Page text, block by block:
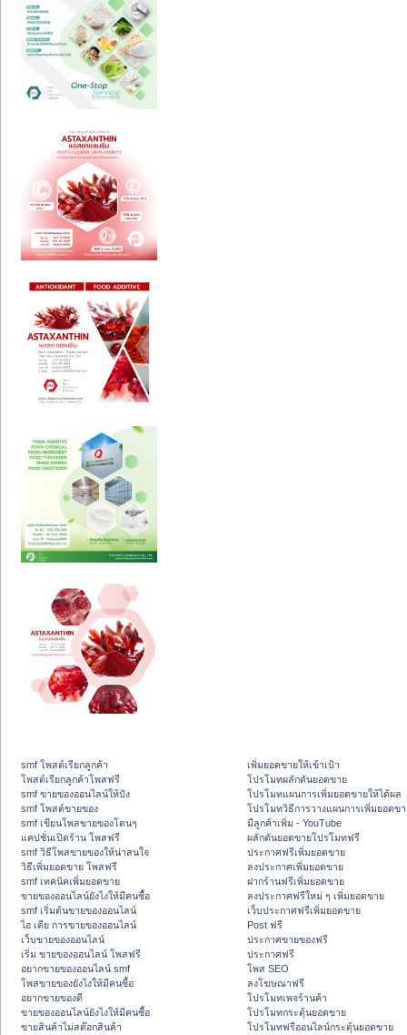
smf โพสต์เรียกลูกค้า
โพสต์เรียกลูกค้าโพสฟรี
smf ขายของออนไลน์ให้ปัง
smf โพสต์ขายของ
smf เขียนโพสขายของโดนๆ
แคปชั่นเปิดร้าน โพสฟรี
smf วิธีโพสขายของให้น่าสนใจ
วิธีเพิ่มยอดขาย โพสฟรี
smf เทคนิคเพิ่มยอดขาย
ขายของออนไลน์ยังไงให้มีคนซื้อ
smf เริ่มต้นขายของออนไลน์
ไอ เดีย การขายของออนไลน์
เว็บขายของออนไลน์
เริ่ม ขายของออนไลน์ โพสฟรี
อยากขายของออนไลน์ smf
โพสขายของยังไงให้มีคนซื้อ
อยากขายของดี
ขายของออนไลน์ยังไงให้มีคนซื้อ
ขายสินค้าไม่สต๊อกสินค้า
เพิ่มยอดขายให้เข้าเป้า
โปรโมทผลักดันยอดขาย
โปรโมทแผนการเพิ่มยอดขายให้ได้ผล
โปรโมทวิธีการวางแผนการเพิ่มยอดข
มีลูกค้าเพิ่ม - YouTube
ผลักดันยอดขายโปรโมทฟรี
ประกาศฟรีเพิ่มยอดขาย
ลงประกาศเพิ่มยอดขาย
ฝากร้านฟรีเพิ่มยอดขาย
ลงประกาศฟรีใหม่ ๆ เพิ่มยอดขาย
เว็บประกาศฟรีเพิ่มยอดขาย
Post ฟรี
ประกาศขายของฟรี
ประกาศฟรี
โพส SEO
ลงโฆษณาฟรี
โปรโมทเพจร้านค้า
โปรโมทกระตุ้นยอดขาย
โปรโมทฟรีออนไลน์กระตุ้นยอดขาย